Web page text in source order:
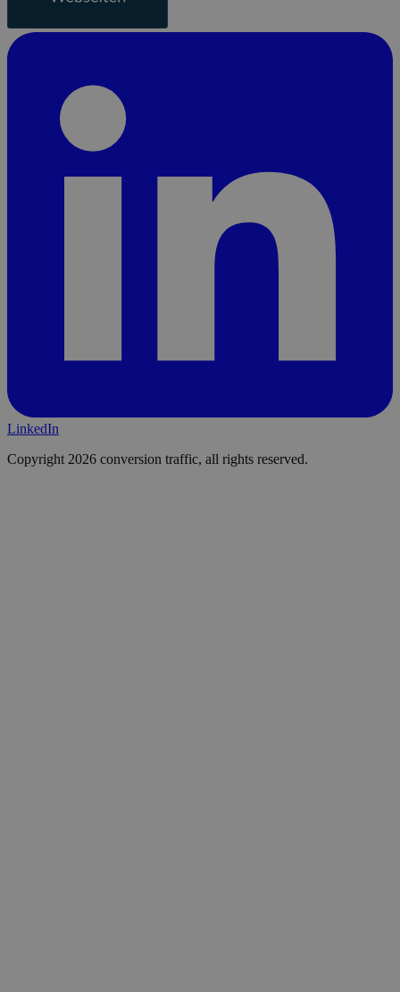
LinkedIn
Copyright 2026 conversion traffic, all rights reserved.